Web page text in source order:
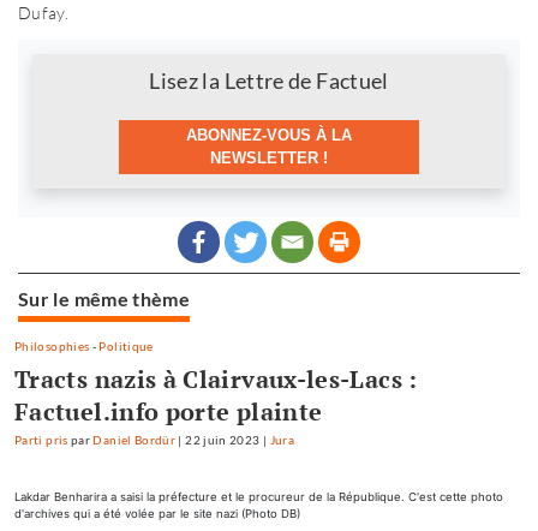
Dufay.
Lisez la Lettre de Factuel
ABONNEZ-VOUS À LA
NEWSLETTER !
Sur le même thème
Philosophies - Politique
Tracts nazis à Clairvaux-les-Lacs :
Factuel.info porte plainte
Parti pris par Daniel Bordür |22 juin 2023 Jura
Lakdar Benharira a saisi la préfecture et le procureur de la République. C'est cette photo
d'archives qui a été volée par le site nazi (Photo DB)